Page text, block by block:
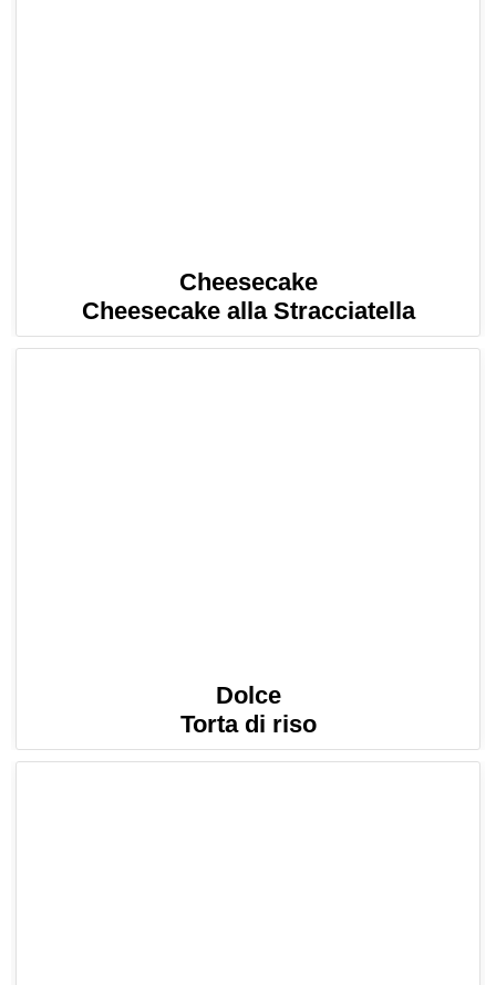
Cheesecake
Cheesecake alla Stracciatella
Dolce
Torta di riso